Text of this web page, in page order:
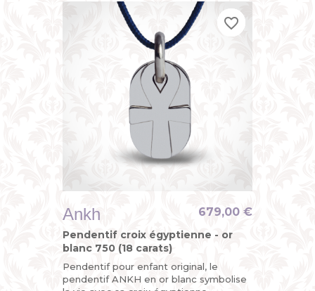
Ankh
Pendentif croix égyptienne - or
blanc 750 (18 carats)
Pendentif pour enfant original, le
pendentif ANKH en or blanc symbolise
679,00 €
favorite_border
favorite_border
favorite_border